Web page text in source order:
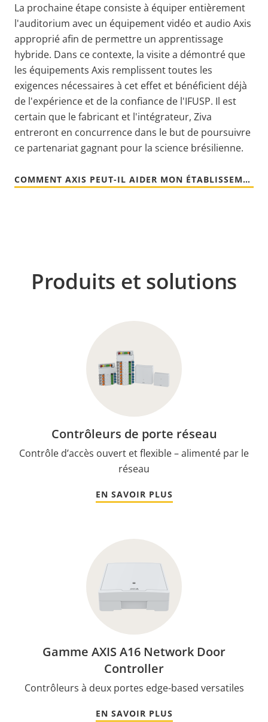
La prochaine étape consiste à équiper entièrement
l'auditorium avec un équipement vidéo et audio Axis
approprié afin de permettre un apprentissage
hybride. Dans ce contexte, la visite a démontré que
les équipements Axis remplissent toutes les
exigences nécessaires à cet effet et bénéficient déjà
de l'expérience et de la confiance de l'IFUSP. Il est
certain que le fabricant et l'intégrateur, Ziva
entreront en concurrence dans le but de poursuivre
ce partenariat gagnant pour la science brésilienne.
COMMENT AXIS PEUT-IL AIDER MON ÉTABLISSEMENT ?
Produits et solutions
Contrôleurs de porte réseau
Contrôle d’accès ouvert et flexible – alimenté par le
réseau
EN SAVOIR PLUS
Gamme AXIS A16 Network Door
Controller
Contrôleurs à deux portes edge-based versatiles
EN SAVOIR PLUS